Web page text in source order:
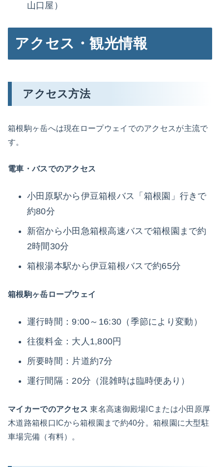
山口屋）
アクセス・観光情報
アクセス方法
箱根駒ヶ岳へは現在ロープウェイでのアクセスが主流で
す。
電車・バスでのアクセス
小田原駅から伊豆箱根バス「箱根園」行きで
約80分
新宿から小田急箱根高速バスで箱根園まで約
2時間30分
箱根湯本駅から伊豆箱根バスで約65分
箱根駒ヶ岳ロープウェイ
運行時間：9:00～16:30（季節により変動）
往復料金：大人1,800円
所要時間：片道約7分
運行間隔：20分（混雑時は臨時便あり）
マイカーでのアクセス 東名高速御殿場ICまたは小田原厚
木道路箱根口ICから箱根園まで約40分。箱根園に大型駐
車場完備（有料）。